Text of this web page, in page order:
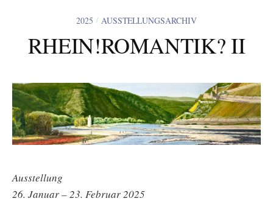
2025 / AUSSTELLUNGSARCHIV
RHEIN!ROMANTIK? II
Ausstellung
26. Januar – 23. Februar 2025